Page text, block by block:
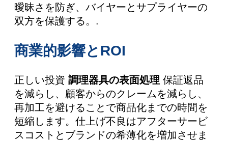
曖昧さを防ぎ、バイヤーとサプライヤーの
双方を保護する。.
商業的影響とROI
正しい投資 調理器具の表面処理 保証返品
を減らし、顧客からのクレームを減らし、
再加工を避けることで商品化までの時間を
短縮します。仕上げ不良はアフターサービ
スコストとブランドの希薄化を増加させま